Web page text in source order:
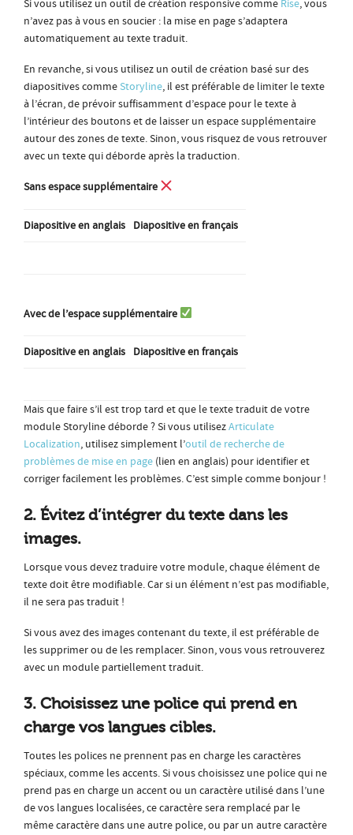
Si vous utilisez un outil de création responsive comme Rise, vous
n’avez pas à vous en soucier : la mise en page s’adaptera
automatiquement au texte traduit.
En revanche, si vous utilisez un outil de création basé sur des
diapositives comme Storyline, il est préférable de limiter le texte
à l’écran, de prévoir suffisamment d’espace pour le texte à
l’intérieur des boutons et de laisser un espace supplémentaire
autour des zones de texte. Sinon, vous risquez de vous retrouver
avec un texte qui déborde après la traduction.
Sans espace supplémentaire
Diapositive en anglais Diapositive en français
Avec de l’espace supplémentaire
Diapositive en anglais Diapositive en français
Mais que faire s’il est trop tard et que le texte traduit de votre
module Storyline déborde ? Si vous utilisezArticulate
Localization, utilisez simplement l’outil de recherche de
problèmes de mise en page (lien en anglais) pour identifier et
corriger facilement les problèmes. C’est simple comme bonjour !
2. Évitez d’intégrer du texte dans les
images.
Lorsque vous devez traduire votre module, chaque élément de
texte doit être modifiable. Car si un élément n’est pas modifiable,
il ne sera pas traduit !
Si vous avez des images contenant du texte, il est préférable de
les supprimer ou de les remplacer. Sinon, vous vous retrouverez
avec un module partiellement traduit.
3. Choisissez une police qui prend en
charge vos langues cibles.
Toutes les polices ne prennent pas en charge les caractères
spéciaux, comme les accents. Si vous choisissez une police qui ne
prend pas en charge un accent ou un caractère utilisé dans l’une
de vos langues localisées, ce caractère sera remplacé par le
même caractère dans une autre police, ou par un autre caractère